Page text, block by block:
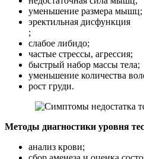
уменьшение размера мышц;
эректильная дисфункция
;
слабое либидо;
частые стрессы, агрессия;
быстрый набор массы тела;
уменьшение количества
рост груди.
Методы диагностики уровня
анализ крови;